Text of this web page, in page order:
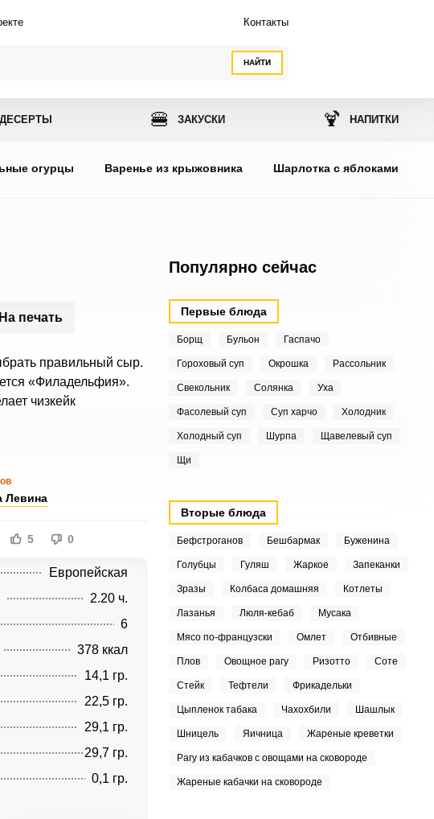
НАЙТИ
Контакты
ДЕСЕРТЫ 🍔 ЗАКУСКИ 🍹 НАПИТКИ
огурцы Варенье из крыжовника Шарлотка с яблоками
На печать
правильный сыр.
«Филадельфия».
чизкейк
Левина
5 0
Европейская
2.20 ч.
6
378 ккал
14,1 гр.
22,5 гр.
29,1 гр.
29,7 гр.
0,1 гр.
Популярно сейчас
Первые блюда
Борщ Бульон Гаспачо
Гороховый суп Окрошка Рассольник
Свекольник Солянка Уха
Фасолевый суп Суп харчо Холодник
Холодный суп Шурпа Щавелевый суп
Щи
Вторые блюда
Бефстроганов Бешбармак Буженина
Голубцы Гуляш Жаркое Запеканки
Зразы Колбаса домашняя Котлеты
Лазанья Люля-кебаб Мусака
Мясо по-французски Омлет Отбивные
Плов Овощное рагу Ризотто Соте
Стейк Тефтели Фрикадельки
Цыпленок табака Чахохбили Шашлык
Шницель Яичница Жареные креветки
Рагу из кабачков с овощами на сковороде
Жареные кабачки на сковороде